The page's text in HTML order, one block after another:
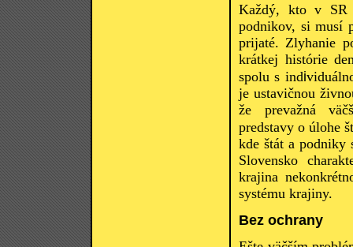
Každý, kto v SR
podnikov, si musí
prijaté. Zlyhanie
krátkej histórie
spolu s indi
je ustavičnou
že prevažná
predstavy o úlohe
kde štát a podniky
Slovensko
krajina
systému krajiny.
Bez ochrany